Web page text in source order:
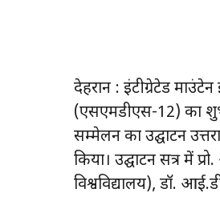
देहरादून : इंटीग्रेटेड
(एसएमडीएस-12) का
सम्मेलन का उद्घाटन
किया। उद्घाटन सत्र में
विश्वविद्यालय), डॉ.